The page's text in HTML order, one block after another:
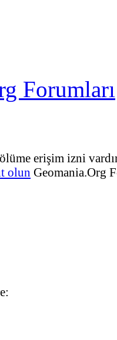
Forumları
erişim izni
olun Geomania.Org